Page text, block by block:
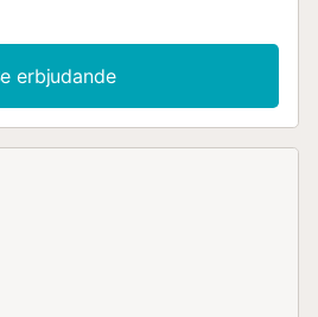
en platt-TV. Vardagsrummet
charmiga terrassen med matbord
två sovrum: Ett med
det andra med två
finns också två rymliga badrum
erbjudande